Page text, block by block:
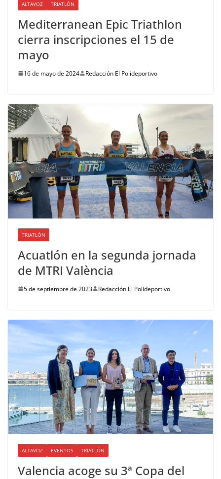
ALTAVOZ TRIATLÓN
Mediterranean Epic Triathlon
cierra inscripciones el 15 de
mayo
16 de mayo de 2024 Redacción El Polideportivo
TRIATLÓN
Acuatlón en la segunda jornada
de MTRI València
5 de septiembre de 2023 Redacción El Polideportivo
ALTAVOZ EVENTOS TRIATLÓN
Valencia acoge su 3ª Copa del